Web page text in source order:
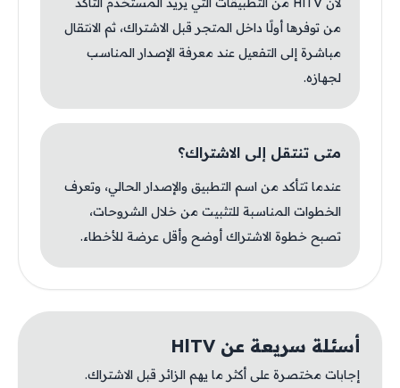
من توفرها أولًا داخل المتجر قبل الاشتراك، ثم الانتقال
مباشرة إلى التفعيل عند معرفة الإصدار المناسب
لجهازه.
متى تنتقل إلى الاشتراك؟
عندما تتأكد من اسم التطبيق والإصدار الحالي، وتعرف
الخطوات المناسبة للتثبيت من خلال الشروحات،
تصبح خطوة الاشتراك أوضح وأقل عرضة للأخطاء.
أسئلة سريعة عن HlTV
إجابات مختصرة على أكثر ما يهم الزائر قبل الاشتراك.